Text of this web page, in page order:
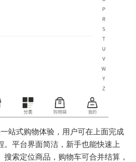
站式购物体验，用户可在上面完成
。平台界面简洁，新手也能快速上
索定位商品，购物车可合并结算，